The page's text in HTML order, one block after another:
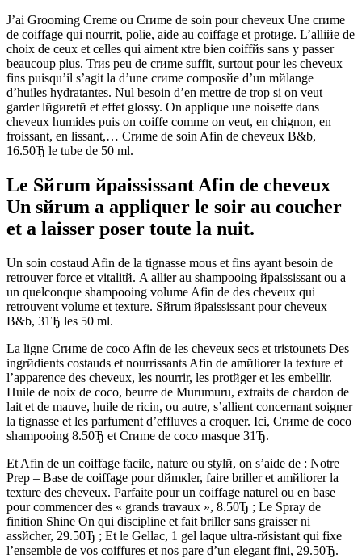
J’ai Grooming Creme ou Crиme de soin pour cheveux Une crиme
de coiffage qui nourrit, polie, aide au coiffage et protиge. L’alliйe de
choix de ceux et celles qui aiment кtre bien coiffйs sans y passer
beaucoup plus. Trиs peu de crиme suffit, surtout pour les cheveux
fins puisqu’il s’agit lа d’une crиme composйe d’un mйlange
d’huiles hydratantes. Nul besoin d’en mettre de trop si on veut
garder lйgиretй et effet glossy. On applique une noisette dans
cheveux humides puis on coiffe comme on veut, en chignon, en
froissant, en lissant,… Crиme de soin Afin de cheveux B&b,
16.50Ђ le tube de 50 ml.
Le Sйrum йpaississant Afin de cheveux
Un sйrum а appliquer le soir au coucher
et а laisser poser toute la nuit.
Un soin costaud Afin de la tignasse mous et fins ayant besoin de
retrouver force et vitalitй. A allier au shampooing йpaississant ou а
un quelconque shampooing volume Afin de des cheveux qui
retrouvent volume et texture. Sйrum йpaississant pour cheveux
B&b, 31Ђ les 50 ml.
La ligne Crиme de coco Afin de les cheveux secs et tristounets Des
ingrйdients costauds et nourrissants Afin de amйliorer la texture et
l’apparence des cheveux, les nourrir, les protйger et les embellir.
Huile de noix de coco, beurre de Murumuru, extraits de chardon de
lait et de mauve, huile de ricin, ou autre, s’allient concernant soigner
la tignasse et les parfument d’effluves а croquer. Ici, Crиme de coco
shampooing 8.50Ђ et Crиme de coco masque 31Ђ.
Et Afin de un coiffage facile, nature ou stylй, on s’aide de : Notre
Prep – Base de coiffage pour dйmкler, faire briller et amйliorer la
texture des cheveux. Parfaite pour un coiffage naturel ou en base
pour commencer des « grands travaux », 8.50Ђ ; Le Spray de
finition Shine On qui discipline et fait briller sans graisser ni
assйcher, 29.50Ђ ; Et le Gellac, 1 gel laque ultra-rйsistant qui fixe
l’ensemble de vos coiffures et nos pare d’un elegant fini, 29.50Ђ.